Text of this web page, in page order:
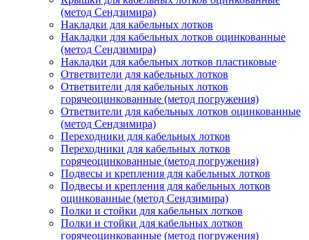
(метод Сендзимира)
Накладки для кабельных лотков
Накладки для кабельных лотков оцинкованные
(метод Сендзимира)
Накладки для кабельных лотков пластиковые
Ответвители для кабельных лотков
Ответвители для кабельных лотков
горячеоцинкованные (метод погружения)
Ответвители для кабельных лотков оцинкованные
(метод Сендзимира)
Переходники для кабельных лотков
Переходники для кабельных лотков
горячеоцинкованные (метод погружения)
Подвесы и крепления для кабельных лотков
Подвесы и крепления для кабельных лотков
оцинкованные (метод Сендзимира)
Полки и стойки для кабельных лотков
Полки и стойки для кабельных лотков
горячеоцинкованные (метод погружения)